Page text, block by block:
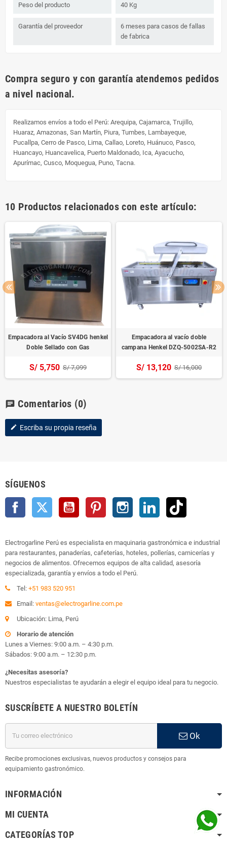
Peso del producto 40 Kg
Garantía del proveedor
6 meses para casos de fallas
de fabrica
Compra seguro y con garantía atendemos pedidos
a nivel nacional.
Realizamos envíos a todo el Perú: Arequipa, Cajamarca, Trujillo,
Huaraz, Amazonas, San Martín, Piura, Tumbes, Lambayeque,
Pucallpa, Cerro de Pasco, Lima, Callao, Loreto, Huánuco, Pasco,
Huancayo, Huancavelica, Puerto Maldonado, Ica, Ayacucho,
Apurímac, Cusco, Moquegua, Puno, Tacna.
10 Productos relacionados con este artículo:
Empacadora al Vacío SV4DG henkel
Doble Sellado con Gas
S/ 5,750 S/ 7,099
Empacadora al vacío doble
campana Henkel DZQ-5002SA-R2
S/ 13,120 S/ 16,000
chat Comentarios (0)
edit Escriba su propia reseña
SÍGUENOS
Facebook Twitter YouTube Pinterest Instagram LinkedIn
Electrogarline Perú es especialista en maquinaria gastronómica e industrial
para restaurantes, panaderías, cafeterías, hoteles, pollerías, carnicerías y
negocios de alimentos. Ofrecemos equipos de alta calidad, asesoría
especializada, garantía y envíos a todo el Perú.
Tel: +51 983 520 951
Email: ventas@electrogarline.com.pe
Ubicación: Lima, Perú
Horario de atención
Lunes a Viernes: 9:00 a.m. – 4:30 p.m.
Sábados: 9:00 a.m. – 12:30 p.m.
¿Necesitas asesoría?
Nuestros especialistas te ayudarán a elegir el equipo ideal para tu negocio.
SUSCRÍBETE A NUESTRO BOLETÍN
Ok
Recibe promociones exclusivas, nuevos productos y consejos para
equipamiento gastronómico.
INFORMACIÓN
MI CUENTA
CATEGORÍAS TOP